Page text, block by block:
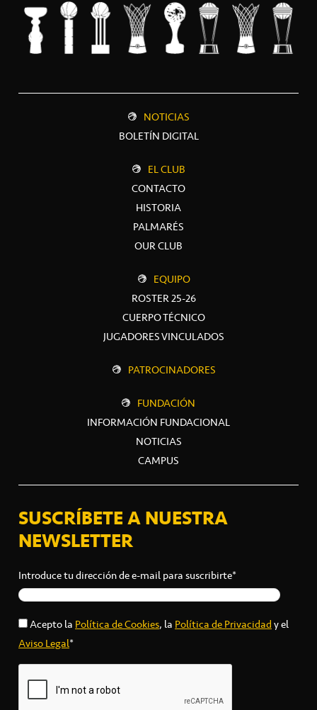
NOTICIAS
BOLETÍN DIGITAL
EL CLUB
CONTACTO
HISTORIA
PALMARÉS
OUR CLUB
EQUIPO
ROSTER 25-26
CUERPO TÉCNICO
JUGADORES VINCULADOS
PATROCINADORES
FUNDACIÓN
INFORMACIÓN FUNDACIONAL
NOTICIAS
CAMPUS
SUSCRÍBETE A NUESTRA
NEWSLETTER
Introduce tu dirección de e-mail para suscribirte*
Acepto laPolítica de Cookies, laPolítica de Privacidady el
Aviso Legal*